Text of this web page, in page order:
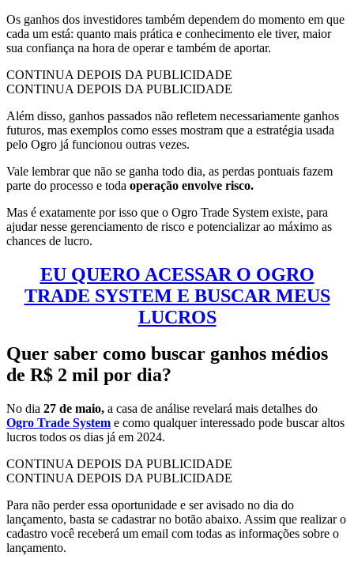
Os ganhos dos investidores também dependem do momento em que
cada um está: quanto mais prática e conhecimento ele tiver, maior
sua confiança na hora de operar e também de aportar.
CONTINUA DEPOIS DA PUBLICIDADE
CONTINUA DEPOIS DA PUBLICIDADE
Além disso, ganhos passados não refletem necessariamente ganhos
futuros, mas exemplos como esses mostram que a estratégia usada
pelo Ogro já funcionou outras vezes.
Vale lembrar que não se ganha todo dia, as perdas pontuais fazem
parte do processo e toda operação envolve risco.
Mas é exatamente por isso que o Ogro Trade System existe, para
ajudar nesse gerenciamento de risco e potencializar ao máximo as
chances de lucro.
EU QUERO ACESSAR O OGRO
TRADE SYSTEM E BUSCAR MEUS
LUCROS
Quer saber como buscar ganhos médios
de R$ 2 mil por dia?
No dia 27 de maio, a casa de análise revelará mais detalhes do
Ogro Trade System e como qualquer interessado pode buscar altos
lucros todos os dias já em 2024.
CONTINUA DEPOIS DA PUBLICIDADE
CONTINUA DEPOIS DA PUBLICIDADE
Para não perder essa oportunidade e ser avisado no dia do
lançamento, basta se cadastrar no botão abaixo. Assim que realizar o
cadastro você receberá um email com todas as informações sobre o
lançamento.